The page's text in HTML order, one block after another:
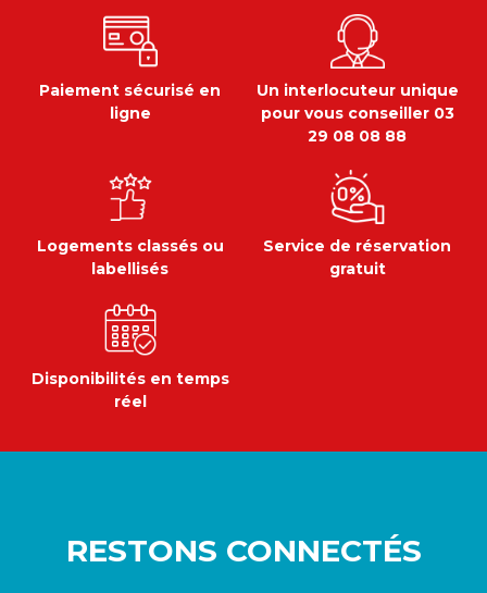
Paiement sécurisé en
ligne
Un interlocuteur unique
pour vous conseiller 03
29 08 08 88
Logements classés ou
labellisés
Service de réservation
gratuit
Disponibilités en temps
réel
RESTONS CONNECTÉS